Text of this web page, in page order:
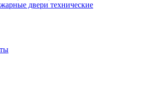
двери технические